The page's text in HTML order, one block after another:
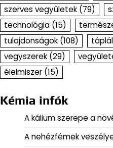
szerves vegyületek (79)
technológia (15)
tulajdonságok (108)
vegyszerek (29)
élelmiszer (15)
Kémia infók
A kálium szerepe a
A nehézfémek